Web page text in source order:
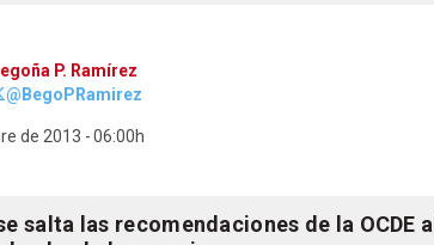
P. Ramírez
@BegoPRamirez
de 2013 06:00h
salta las recomendaciones de la OCDE al